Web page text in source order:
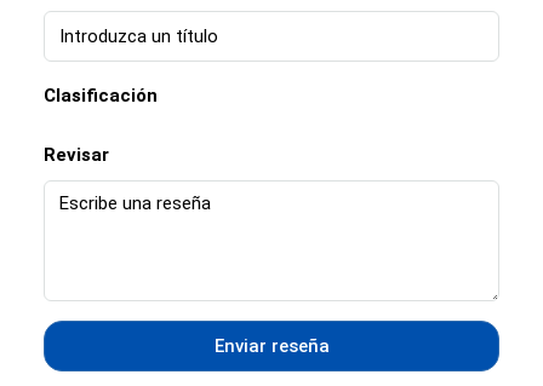
Clasificación
Revisar
Enviar reseña